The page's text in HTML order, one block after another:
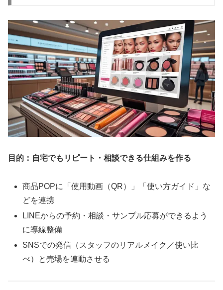
目的：自宅でもリピート・相談できる仕組みを作る
商品POPに「使用動画（QR）」「使い方ガイド」な
どを連携
LINEからの予約・相談・サンプル応募ができるよう
に導線整備
SNSでの発信（スタッフのリアルメイク／使い比
べ）と売場を連動させる